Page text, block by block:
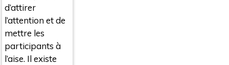
d’attirer
l’attention et de
mettre les
participants à
l’aise. Il existe